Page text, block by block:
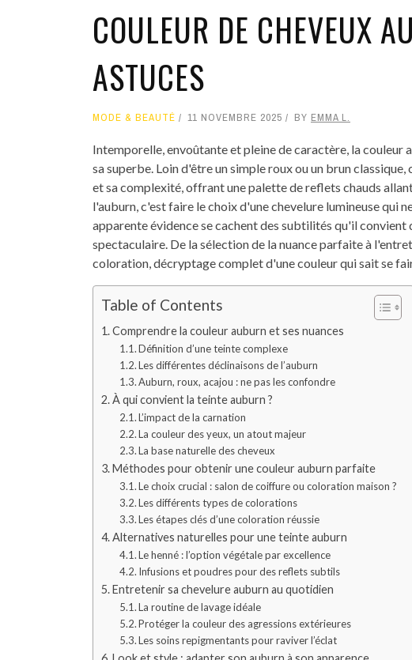
COULEUR DE CHEVEUX
ASTUCES
MODE & BEAUTÉ 11 NOVEMBRE 2025 BY EMMA L.
Intemporelle, envoûtante et pleine de caractère, la couleur
sa superbe. Loin d'être un simple roux ou un brun
et sa complexité, offrant une palette de reflets chauds
l'auburn, c'est faire le choix d'une chevelure lumineuse qui
apparente évidence se cachent des subtilités qu'il
spectaculaire. De la sélection de la nuance parfaite à
coloration, décryptage complet d'une couleur qui sait se
Table of Contents
Comprendre la couleur auburn et ses nuances
Définition d’une teinte complexe
Les différentes déclinaisons de l’auburn
Auburn, roux, acajou : ne pas les confondre
À qui convient la teinte auburn ?
L’impact de la carnation
La couleur des yeux, un atout majeur
La base naturelle des cheveux
Méthodes pour obtenir une couleur auburn parfaite
Le choix crucial : salon de coiffure ou coloration maison ?
Les différents types de colorations
Les étapes clés d’une coloration réussie
Alternatives naturelles pour une teinte auburn
Le henné : l’option végétale par excellence
Infusions et poudres pour des reflets subtils
Entretenir sa chevelure auburn au quotidien
La routine de lavage idéale
Protéger la couleur des agressions extérieures
Les soins repigmentants pour raviver l’éclat